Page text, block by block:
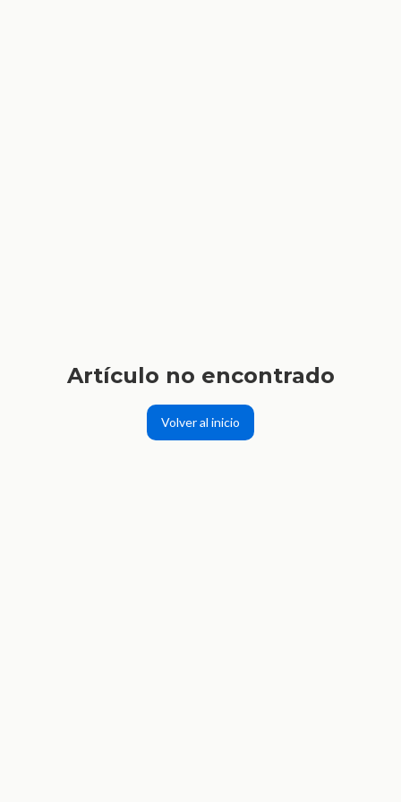
Artículo no encontrado
Volver al inicio